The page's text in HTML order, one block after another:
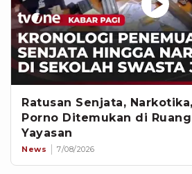
Ratusan Senjata,
Porno Ditemukan di
Yayasan
News 7/08/2026